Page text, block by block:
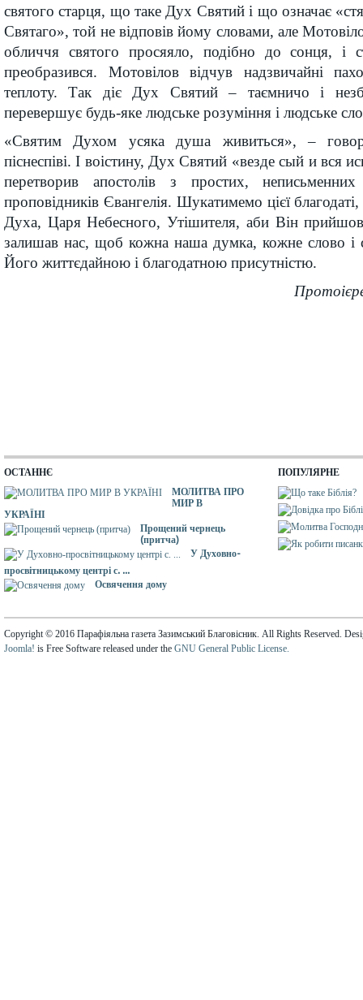
святого старця, що таке Дух Святий і що означає
Святаго», той не відповів йому словами, але
обличчя святого просяяло, подібно до сонця, і
преобразився. Мотовілов відчув надзвичайні
теплоту. Так діє Дух Святий – таємничо і
перевершує будь-яке людське розуміння і людське
«Святим Духом усяка душа живиться», –
піснеспіві. І воістину, Дух Святий «везде сый и вся
перетворив апостолів з простих,
проповідників Євангелія. Шукатимемо цієї
Духа, Царя Небесного, Утішителя, аби Він
залишав нас, щоб кожна наша думка, кожне слово і
Його життєдайною і благодатною присутністю.
ОСТАННЄ
МОЛИТВА ПРО
МИР В
УКРАЇНІ
Прощений чернець
(притча)
У Духовно-
просвітницькому центрі с. ...
Освячення дому
ПОПУЛЯРНЕ
Copyright © 2016 Парафіяльна газета Зазимський Благовісник. All Rights Reserved.
Joomla! is Free Software released under the GNU General Public License.